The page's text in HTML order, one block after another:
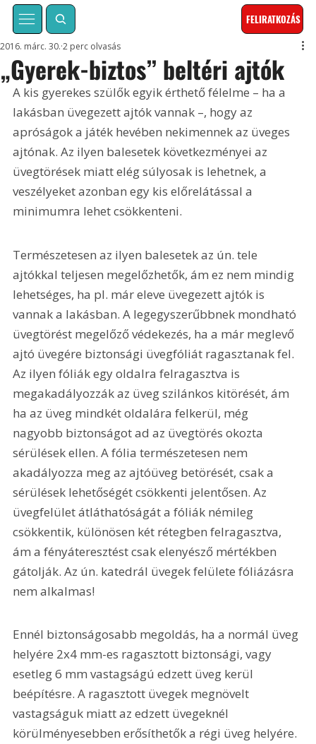
FELIRATKOZÁS
„Gyerek-biztos” beltéri ajtók
2016. márc. 30. 2 perc olvasás
A kis gyerekes szülők egyik érthető félelme – ha a
lakásban üvegezett ajtók vannak –, hogy az
apróságok a játék hevében nekimennek az üveges
ajtónak. Az ilyen balesetek következményei az
üvegtörések miatt elég súlyosak is lehetnek, a
veszélyeket azonban egy kis előrelátással a
minimumra lehet csökkenteni.
Természetesen az ilyen balesetek az ún. tele
ajtókkal teljesen megelőzhetők, ám ez nem mindig
lehetséges, ha pl. már eleve üvegezett ajtók is
vannak a lakásban. A legegyszerűbbnek mondható
üvegtörést megelőző védekezés, ha a már meglevő
ajtó üvegére biztonsági üvegfóliát ragasztanak fel.
Az ilyen fóliák egy oldalra felragasztva is
megakadályozzák az üveg szilánkos kitörését, ám
ha az üveg mindkét oldalára felkerül, még
nagyobb biztonságot ad az üvegtörés okozta
sérülések ellen. A fólia természetesen nem
akadályozza meg az ajtóüveg betörését, csak a
sérülések lehetőségét csökkenti jelentősen. Az
üvegfelület átláthatóságát a fóliák némileg
csökkentik, különösen két rétegben felragasztva,
ám a fényáteresztést csak elenyésző mértékben
gátolják. Az ún. katedrál üvegek felülete fóliázásra
nem alkalmas!
Ennél biztonságosabb megoldás, ha a normál üveg
helyére 2x4 mm-es ragasztott biztonsági, vagy
esetleg 6 mm vastagságú edzett üveg kerül
beépítésre. A ragasztott üvegek megnövelt
vastagságuk miatt az edzett üvegeknél
körülményesebben erősíthetők a régi üveg helyére.